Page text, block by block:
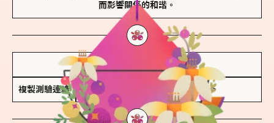
而影響關係的和諧。
儲存我的結果圖
複製測驗連結 查看香氛類型全解析 >>>